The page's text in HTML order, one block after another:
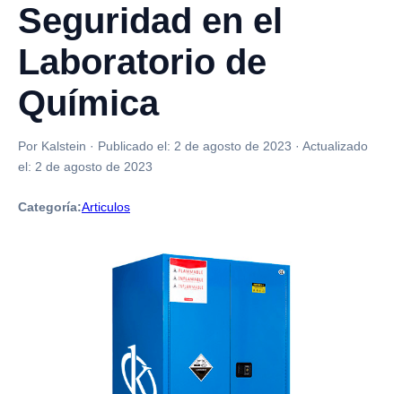
Seguridad en el
Laboratorio de
Química
Por Kalstein · Publicado el: 2 de agosto de 2023 · Actualizado
el: 2 de agosto de 2023
Categoría:Articulos